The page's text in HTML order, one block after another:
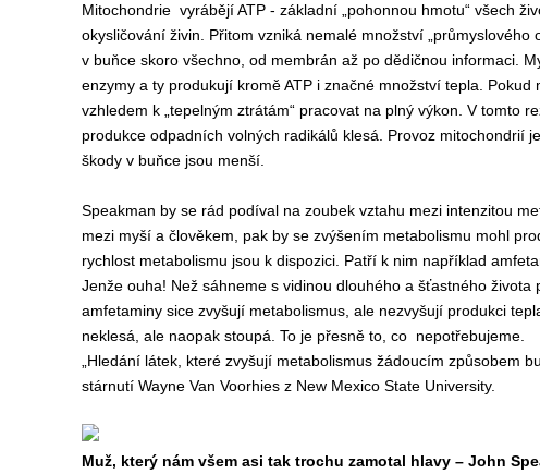
Mitochondrie vyrábějí ATP - základní „pohonnou hmotu“ všech
okysličování živin. Přitom vzniká nemalé množství „průmyslového
v buňce skoro všechno, od membrán až po dědičnou informaci.
enzymy a ty produkují kromě ATP i značné množství tepla. Pokud
vzhledem k „tepelným ztrátám“ pracovat na plný výkon. V tomto
produkce odpadních volných radikálů klesá. Provoz mitochondrií
škody v buňce jsou menší.
Speakman by se rád podíval na zoubek vztahu mezi intenzitou
mezi myší a člověkem, pak by se zvýšením metabolismu mohl
rychlost metabolismu jsou k dispozici. Patří k nim například
Jenže ouha! Než sáhneme s vidinou dlouhého a šťastného
amfetaminy sice zvyšují metabolismus, ale nezvyšují produkci
neklesá, ale naopak stoupá. To je přesně to, co nepotřebujeme.
„Hledání látek, které zvyšují metabolismus žádoucím způsobem
stárnutí Wayne Van Voorhies z New Mexico State University.
Muž, který nám všem asi tak trochu zamotal hlavy – John